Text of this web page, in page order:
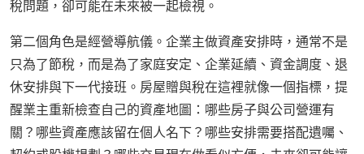
稅問題，卻可能在未來被一起檢視。
第二個角色是經營導航儀。企業主做資產安排時，通常不是
只為了節稅，而是為了家庭安定、企業延續、資金調度、退
休安排與下一代接班。房屋贈與稅在這裡就像一個指標，提
醒業主重新檢查自己的資產地圖：哪些房子與公司營運有
關？哪些資產應該留在個人名下？哪些安排需要搭配遺囑、